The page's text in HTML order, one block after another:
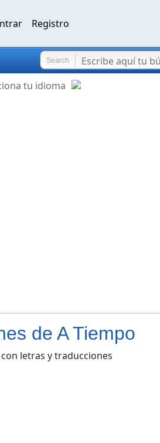
Registro
Search
tu idioma
de A Tiempo
letras y traducciones